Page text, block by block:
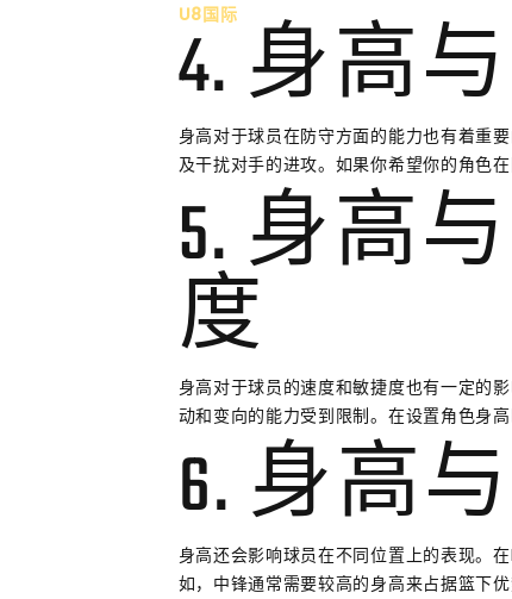
U8国际
4. 身高
身高对于球员在防守方面的能力也有着重
及干扰对手的进攻。如果你希望你的角色
5. 身高
度
身高对于球员的速度和敏捷度也有一定的
动和变向的能力受到限制。在设置角色身
6. 身高
身高还会影响球员在不同位置上的表现。
如，中锋通常需要较高的身高来占据篮下